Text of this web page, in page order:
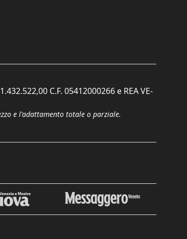
C.F. 05412000266 e REA VE-
e l'adattamento totale o parziale.